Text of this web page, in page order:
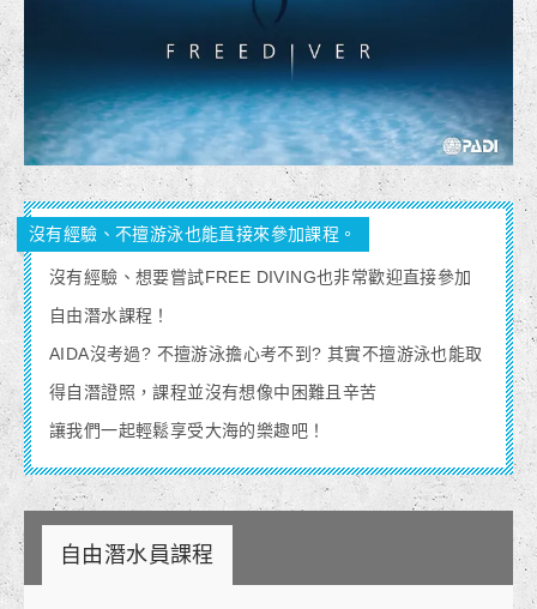
沒有經驗、不擅游泳也能直接來參加課程。
沒有經驗、想要嘗試FREE DIVING也非常歡迎直接參加
自由潛水課程！
AIDA沒考過? 不擅游泳擔心考不到? 其實不擅游泳也能取
得自潛證照，課程並沒有想像中困難且辛苦
讓我們一起輕鬆享受大海的樂趣吧！
自由潛水員課程